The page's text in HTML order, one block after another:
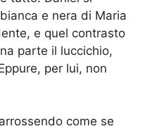
e nera di Maria
e quel contrasto
parte il luccichio,
per lui, non
come se